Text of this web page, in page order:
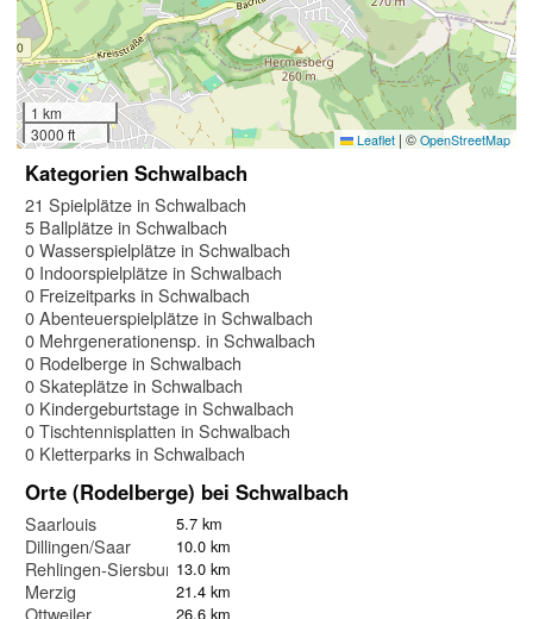
1 km
3000 ft
Leaflet | © OpenStreetMap
Kategorien Schwalbach
21 Spielplätze in Schwalbach
5 Ballplätze in Schwalbach
0 Wasserspielplätze in Schwalbach
0 Indoorspielplätze in Schwalbach
0 Freizeitparks in Schwalbach
0 Abenteuerspielplätze in Schwalbach
0 Mehrgenerationensp. in Schwalbach
0 Rodelberge in Schwalbach
0 Skateplätze in Schwalbach
0 Kindergeburtstage in Schwalbach
0 Tischtennisplatten in Schwalbach
0 Kletterparks in Schwalbach
Orte (Rodelberge) bei Schwalbach
Saarlouis 5.7 km
Dillingen/Saar 10.0 km
Rehlingen-Siersburg13.0 km
Merzig 21.4 km
Ottweiler 26.6 km